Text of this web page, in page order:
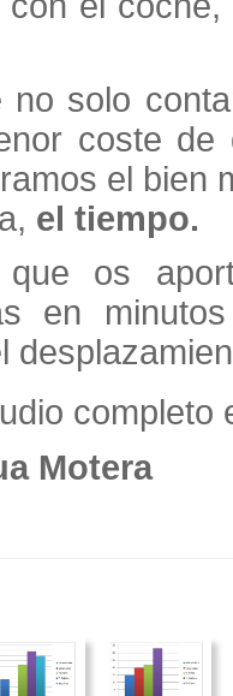
no solo
coste de
el bien
el tiempo.
os
en
completo
Motera